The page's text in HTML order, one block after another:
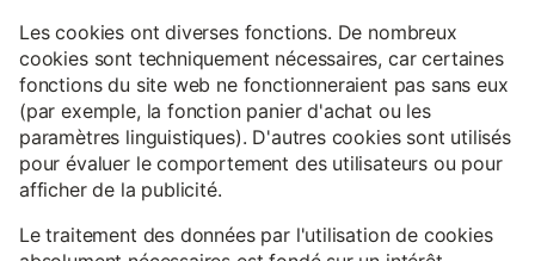
Les cookies ont diverses fonctions. De nombreux
cookies sont techniquement nécessaires, car certaines
fonctions du site web ne fonctionneraient pas sans eux
(par exemple, la fonction panier d'achat ou les
paramètres linguistiques). D'autres cookies sont utilisés
pour évaluer le comportement des utilisateurs ou pour
afficher de la publicité.
Le traitement des données par l'utilisation de cookies